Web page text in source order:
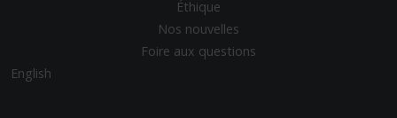
Éthique
Nos nouvelles
Foire aux questions
English